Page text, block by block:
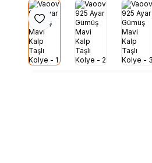
Favoriye Ekle